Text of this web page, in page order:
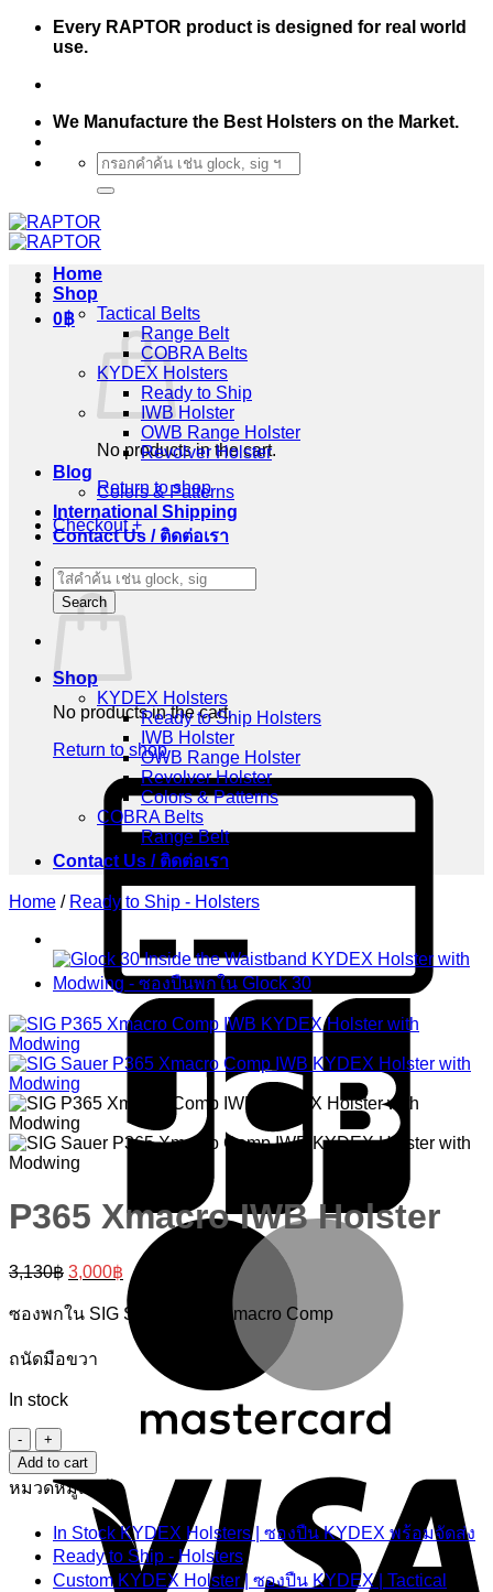
Skip
Every RAPTOR product is designed for real world
use.
We Manufacture the Best Holsters on the Market.
Search
for:
0฿
No products in the cart.
Return to shop
Checkout +
Cart
No products in the cart.
Return to shop
Home
Shop
Tactical Belts
Range Belt
COBRA Belts
KYDEX Holsters
Ready to Ship
IWB Holster
OWB Range Holster
Revolver Holster
Blog
Colors & Patterns
International Shipping
Contact Us / ติดต่อเรา
Products
search
Search
Shop
KYDEX Holsters
Ready to Ship Holsters
IWB Holster
OWB Range Holster
Revolver Holster
Colors & Patterns
COBRA Belts
Range Belt
Contact Us / ติดต่อเรา
Home / Ready to Ship - Holsters
P365 Xmacro IWB Holster
3,130฿ Original
was:
3,000฿ Current
price
is:
3,000฿.
ซองพกใน SIG Sauer P365 Xmacro Comp
ถนัดมือขวา
In stock
P365
Xmacro
IWB
Holster
quantity
Add to cart
หมวดหมู่สินค้า
In Stock KYDEX Holsters | ซองปืน KYDEX พร้อมจัดส่ง
Ready to Ship - Holsters
Custom KYDEX Holster | ซองปืน KYDEX | Tactical